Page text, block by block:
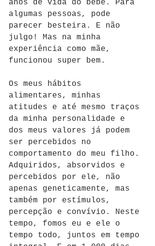
anos de vida do bebê. Para
algumas pessoas, pode
parecer besteira. E não
julgo! Mas na minha
experiência como mãe,
funcionou super bem.
Os meus hábitos
alimentares, minhas
atitudes e até mesmo traços
da minha personalidade e
dos meus valores já podem
ser percebidos no
comportamento do meu filho.
Adquiridos, absorvidos e
percebidos por ele, não
apenas geneticamente, mas
também por estímulos,
percepção e convívio. Neste
tempo, fomos eu e ele o
tempo todo, juntos em tempo